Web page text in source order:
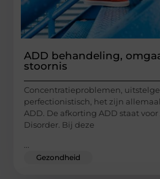
ADD behandeling,
stoornis
Concentratieproblemen,
perfectionistisch, het zijn
ADD. De afkorting ADD staat
Disorder. Bij deze
Gezondheid